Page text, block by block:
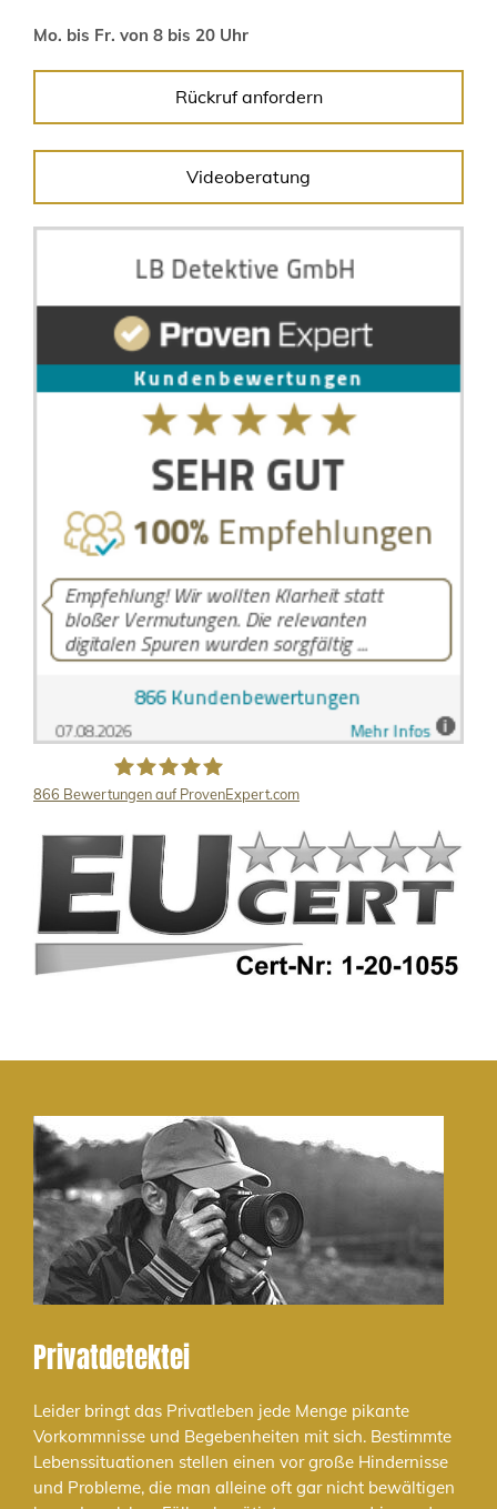
Mo. bis Fr. von 8 bis 20 Uhr
Rückruf anfordern
Videoberatung
LB Detektive GmbH
866 Bewertungen auf ProvenExpert.com
Privatdetektei
Leider bringt das Privatleben jede Menge pikante
Vorkommnisse und Begebenheiten mit sich. Bestimmte
Lebenssituationen stellen einen vor große Hindernisse
und Probleme, die man alleine oft gar nicht bewältigen